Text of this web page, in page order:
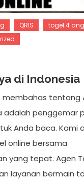
QRIS
togel 4
di Indonesia
tentang
adalah penggemar
Anda baca. Kami
online bersama
yang tepat. Agen
layanan bermain